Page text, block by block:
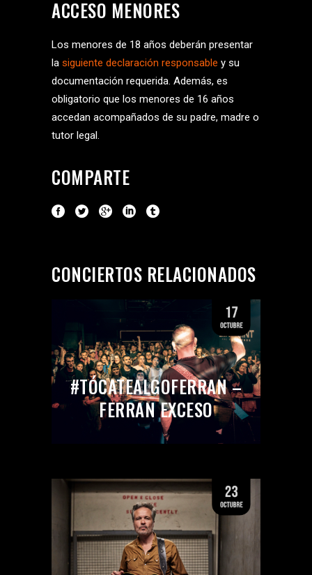
ACCESO MENORES
Los menores de 18 años deberán presentar
la siguiente declaración responsable y su
documentación requerida. Además, es
obligatorio que los menores de 16 años
accedan acompañados de su padre, madre o
tutor legal.
COMPARTE
CONCIERTOS RELACIONADOS
#TÓCATEALGOFERRAN –
FERRAN EXCESO